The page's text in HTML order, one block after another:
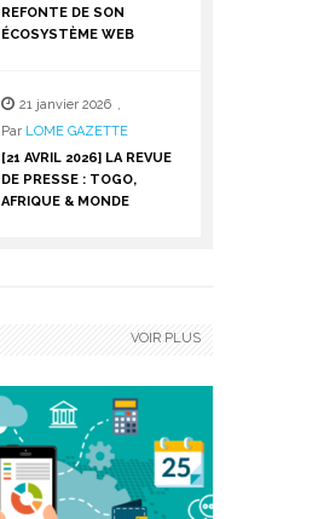
REFONTE DE SON
ÉCOSYSTÈME WEB
21 janvier 2026 ,
Par LOME GAZETTE
[21 AVRIL 2026] LA REVUE
DE PRESSE : TOGO,
AFRIQUE & MONDE
VOIR PLUS